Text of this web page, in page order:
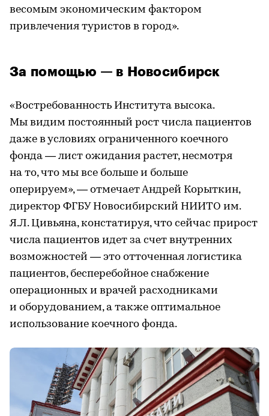
весомым экономическим фактором
привлечения туристов в город».
За помощью — в Новосибирск
«Востребованность Института высока.
Мы видим постоянный рост числа пациентов
даже в условиях ограниченного коечного
фонда — лист ожидания растет, несмотря
на то, что мы все больше и больше
оперируем», — отмечает Андрей Корыткин,
директор ФГБУ Новосибирский НИИТО им.
Я.Л. Цивьяна, констатируя, что сейчас прирост
числа пациентов идет за счет внутренних
возможностей — это отточенная логистика
пациентов, бесперебойное снабжение
операционных и врачей расходниками
и оборудованием, а также оптимальное
использование коечного фонда.